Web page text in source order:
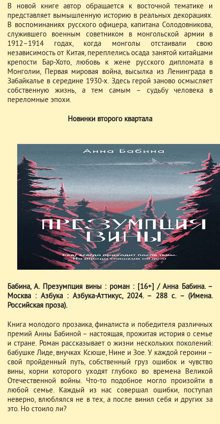
В новой книге автор обращается к восточной тематике и
представляет вымышленную историю в реальных декорациях.
В воспоминаниях русского офицера, капитана Солодовникова,
служившего военным советником в монгольской армии в
1912–1914 годах, когда монголы отстаивали свою
независимость от Китая, переплелись осада занятой китайцами
крепости Бар-Хото, любовь к жене русского дипломата в
Монголии, Первая мировая война, высылка из Ленинграда в
Забайкалье в середине 1930-х. Здесь герой заново осмысляет
собственную жизнь, а тем самым – судьбу человека в
переломные эпохи.
Новинки второго квартала
Бабина, А. Презумпция вины : роман : [16+] / Анна Бабина. –
Москва : Азбука : Азбука-Аттикус, 2024. – 288 с. – (Имена.
Российская проза).
Книга молодого прозаика, финалиста и победителя различных
премий Анны Бабиной – настоящая, прожитая история о семье
и стране. Роман рассказывает о жизни нескольких поколений:
бабушке Лиде, внучках Ксюше, Нине и Зое. У каждой героини –
свой пройденный путь, собственный груз ошибок и чувство
вины, корни которого уходят глубоко во времена Великой
Отечественной войны. Что-то подобное могло произойти в
любой семье. Каждый из нас совершал ошибки, поступал
неверно, влюблялся не в тех, а после винил себя и других за
это. Но стоило ли?